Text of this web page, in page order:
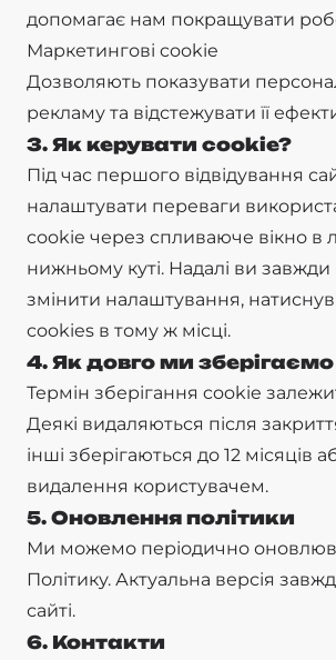
допомагає нам покращувати
Маркетингові cookie
Дозволяють показувати
рекламу та відстежувати її
3. Як керувати cookie?
Під час першого відвідування
налаштувати переваги
cookie через спливаюче вікно в
нижньому куті. Надалі ви
змінити налаштування,
cookies в тому ж місці.
4. Як довго ми
Термін зберігання cookie
Деякі видаляються після
інші зберігаються до 12 місяців
видалення користувачем.
5. Оновлення політики
Ми можемо періодично
Політику. Актуальна версія
сайті.
6. Контакти